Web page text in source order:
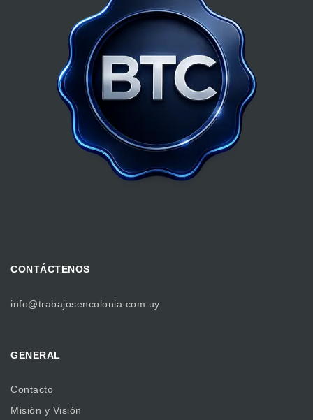
CONTÁCTENOS
info@trabajosencolonia.com.uy
GENERAL
Contacto
Misión y Visión